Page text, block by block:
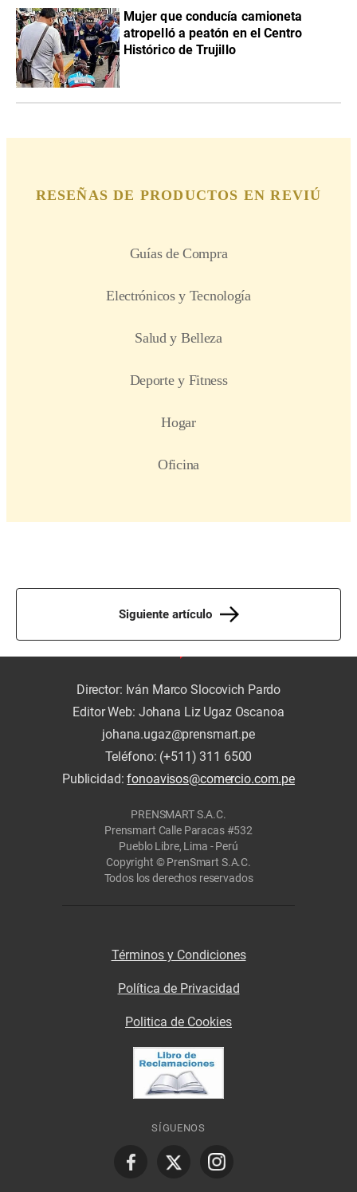
Mujer que conducía camioneta
atropelló a peatón en el Centro
Histórico de Trujillo
Siguiente artículo
Director: Iván Marco Slocovich Pardo
Editor Web: Johana Liz Ugaz Oscanoa
johana.ugaz@prensmart.pe
Teléfono: (+511) 311 6500
Publicidad:fonoavisos@comercio.com.pe
PRENSMART S.A.C.
Prensmart Calle Paracas #532
Pueblo Libre, Lima - Perú
Copyright © PrenSmart S.A.C.
Todos los derechos reservados
Términos y Condiciones
Política de Privacidad
Politica de Cookies
SÍGUENOS